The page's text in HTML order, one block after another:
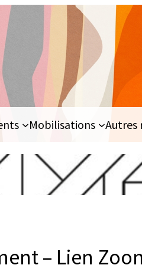
Mobilisations Autres
– Lien